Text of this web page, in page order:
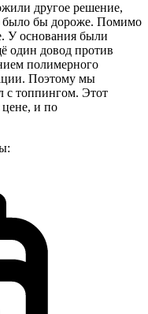
другое решение,
было бы дороже. Помимо
У основания были
один довод против
полимерного
Поэтому мы
с топпингом. Этот
и по